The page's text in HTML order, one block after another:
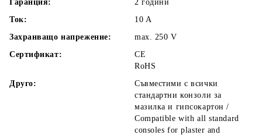
Гаранция:
2 години
Ток:
10 A
Захранващо напрежение:
max. 250V
Сертификат:
CE
RoHS
Друго:
Съвместими с всички
стандартни конзоли за
мазилка и гипсокартон /
Compatible with all standard
consoles for plaster and